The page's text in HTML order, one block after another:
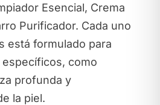
Esencial, Crema
Purificador. Cada uno
está formulado para
como
profunda y
la piel.